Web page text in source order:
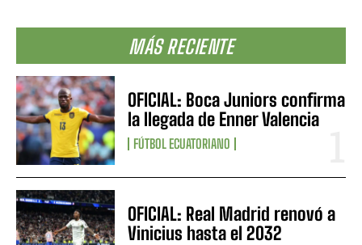
MÁS RECIENTE
OFICIAL: Boca Juniors confirma
la llegada de Enner Valencia
FÚTBOL ECUATORIANO
OFICIAL: Real Madrid renovó a
Vinicius hasta el 2032